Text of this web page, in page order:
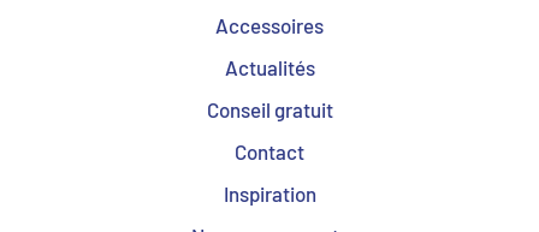
Accessoires
Actualités
Conseil gratuit
Contact
Inspiration